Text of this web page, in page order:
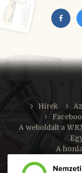
Hírek
A weboldalt a
A